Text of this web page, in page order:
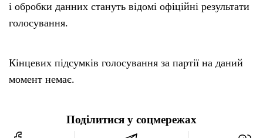
і обробки данних стануть відомі офіційні результати
голосування.
Кінцевих підсумків голосування за партії на даний
момент немає.
Поділитися у соцмережах